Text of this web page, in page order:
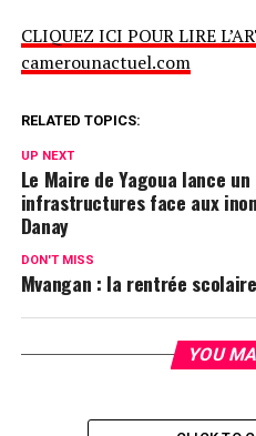
CLIQUEZ ICI POUR LIRE
camerounactuel.com
RELATED TOPICS:
UP NEXT
Le Maire de Yagoua lance
infrastructures face aux
Danay
DON'T MISS
Mvangan : la rentrée
YOU